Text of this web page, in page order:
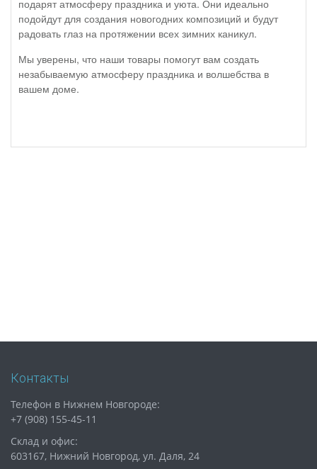
подарят атмосферу праздника и уюта. Они идеально
подойдут для создания новогодних композиций и будут
радовать глаз на протяжении всех зимних каникул.
Мы уверены, что наши товары помогут вам создать
незабываемую атмосферу праздника и волшебства в
вашем доме.
Контакты
Телефон в Нижнем Новгороде:
+7 (908) 155-45-11
Склад и офис:
603167, Нижний Новгород, ул. Даля, 24